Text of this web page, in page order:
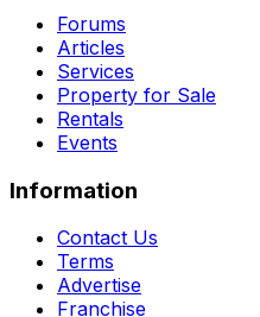
Forums
Articles
Services
Property for Sale
Rentals
Events
Information
Contact Us
Terms
Advertise
Franchise